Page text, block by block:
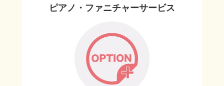
ピアノ・ファニチャーサービス